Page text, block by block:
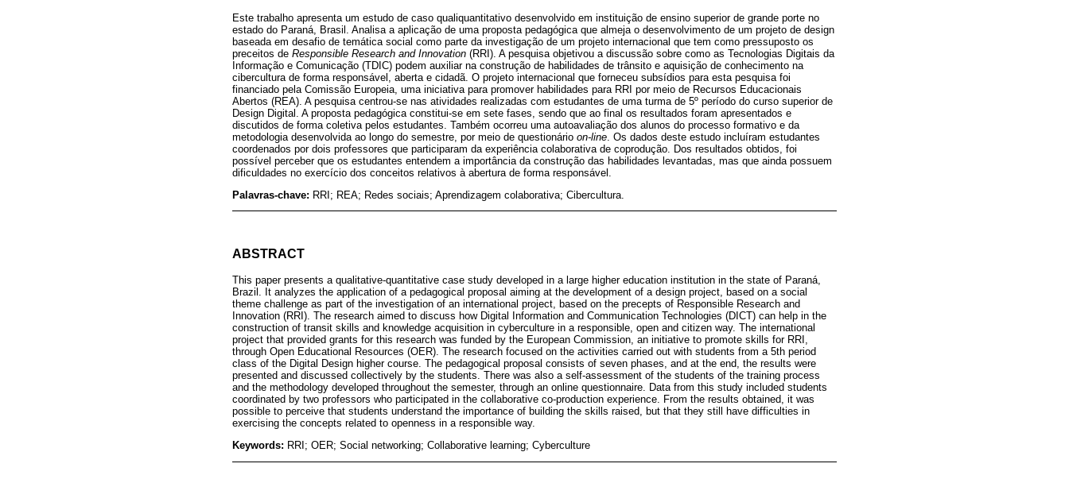
Este trabalho apresenta um estudo de caso qualiquantitativo desenvolvido em instituição de ensino superior de grande porte no
estado do Paraná, Brasil. Analisa a aplicação de uma proposta pedagógica que almeja o desenvolvimento de um projeto de design
baseada em desafio de temática social como parte da investigação de um projeto internacional que tem como pressuposto os
preceitos de Responsible Research and Innovation (RRI). A pesquisa objetivou a discussão sobre como as Tecnologias Digitais da
Informação e Comunicação (TDIC) podem auxiliar na construção de habilidades de trânsito e aquisição de conhecimento na
cibercultura de forma responsável, aberta e cidadã. O projeto internacional que forneceu subsídios para esta pesquisa foi
financiado pela Comissão Europeia, uma iniciativa para promover habilidades para RRI por meio de Recursos Educacionais
Abertos (REA). A pesquisa centrou-se nas atividades realizadas com estudantes de uma turma de 5º período do curso superior de
Design Digital. A proposta pedagógica constitui-se em sete fases, sendo que ao final os resultados foram apresentados e
discutidos de forma coletiva pelos estudantes. Também ocorreu uma autoavaliação dos alunos do processo formativo e da
metodologia desenvolvida ao longo do semestre, por meio de questionário on-line . Os dados deste estudo incluíram estudantes
coordenados por dois professores que participaram da experiência colaborativa de coprodução. Dos resultados obtidos, foi
possível perceber que os estudantes entendem a importância da construção das habilidades levantadas, mas que ainda possuem
dificuldades no exercício dos conceitos relativos à abertura de forma responsável.
Palavras-chave: RRI; REA; Redes sociais; Aprendizagem colaborativa; Cibercultura.
ABSTRACT
This paper presents a qualitative-quantitative case study developed in a large higher education institution in the state of Paraná,
Brazil. It analyzes the application of a pedagogical proposal aiming at the development of a design project, based on a social
theme challenge as part of the investigation of an international project, based on the precepts of Responsible Research and
Innovation (RRI). The research aimed to discuss how Digital Information and Communication Technologies (DICT) can help in the
construction of transit skills and knowledge acquisition in cyberculture in a responsible, open and citizen way. The international
project that provided grants for this research was funded by the European Commission, an initiative to promote skills for RRI,
through Open Educational Resources (OER). The research focused on the activities carried out with students from a 5th period
class of the Digital Design higher course. The pedagogical proposal consists of seven phases, and at the end, the results were
presented and discussed collectively by the students. There was also a self-assessment of the students of the training process
and the methodology developed throughout the semester, through an online questionnaire. Data from this study included students
coordinated by two professors who participated in the collaborative co-production experience. From the results obtained, it was
possible to perceive that students understand the importance of building the skills raised, but that they still have difficulties in
exercising the concepts related to openness in a responsible way.
Keywords: RRI; OER; Social networking; Collaborative learning; Cyberculture